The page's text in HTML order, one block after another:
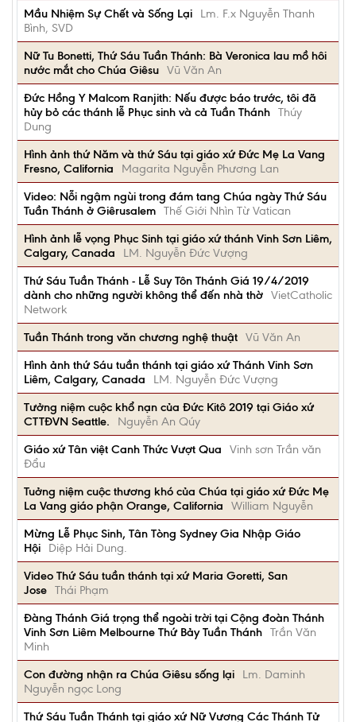
Mầu Nhiệm Sự Chết và Sống Lại
Lm. F.x Nguyễn Thanh
Bình, SVD
Nữ Tu Bonetti, Thứ Sáu Tuần Thánh: Bà Veronica lau mồ hôi
nước mắt cho Chúa Giêsu Vũ Văn An
Đức Hồng Y Malcom Ranjith: Nếu được báo trước, tôi đã
hủy bỏ các thánh lễ Phục sinh và cả Tuần Thánh Thúy
Dung
Hình ảnh thứ Năm và thứ Sáu tại giáo xứ Đức Mẹ La Vang
Fresno, California
Magarita Nguyễn Phương Lan
Video: Nỗi ngậm ngùi trong đám tang Chúa ngày Thứ Sáu
Tuần Thánh ở Giêrusalem Thế Giới Nhìn Từ Vatican
Hình ảnh lễ vọng Phục Sinh tại giáo xứ thánh Vinh Sơn Liêm,
Calgary, Canada
LM. Nguyễn Đức Vượng
Thứ Sáu Tuần Thánh - Lễ Suy Tôn Thánh Giá 19/4/2019
dành cho những người không thể đến nhà thờ VietCatholic
Network
Tuần Thánh trong văn chương nghệ thuật Vũ Văn An
Hình ảnh thứ Sáu tuần thánh tại giáo xứ Thánh Vinh Sơn
Liêm, Calgary, Canada
LM. Nguyễn Đức Vượng
Tưởng niệm cuộc khổ nạn của Đức Kitô 2019 tại Giáo xứ
CTTĐVN Seattle.
Nguyễn An Qúy
Giáo xứ Tân việt Canh Thức Vượt Qua
Vinh sơn Trần văn
Đẩu
Tuởng niệm cuộc thương khó của Chúa tại giáo xứ Đức Mẹ
La Vang giáo phận Orange, California
William Nguyễn
Mừng Lễ Phục Sinh, Tân Tòng Sydney Gia Nhập Giáo
Hội
Diệp Hải Dung.
Video Thứ Sáu tuần thánh tại xứ Maria Goretti, San
Jose Thái Phạm
Đàng Thánh Giá trọng thể ngoài trời tại Cộng đoàn Thánh
Vinh Sơn Liêm Melbourne Thứ Bảy Tuần Thánh Trần Văn
Minh
Con đường nhận ra Chúa Giêsu sống lại
Lm. Daminh
Nguyễn ngọc Long
Thứ Sáu Tuần Thánh tại giáo xứ Nữ Vương Các Thánh Tử